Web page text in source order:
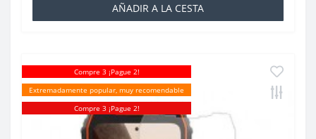
AÑADIR A LA CESTA
Compre 3 ¡Pague 2!
Extremadamente popular, muy recomendable
Compre 3 ¡Pague 2!